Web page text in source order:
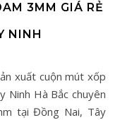
3MM GIÁ RẺ
NINH
Ninh Hà Bắc chuyên
tại Đồng Nai, Tây